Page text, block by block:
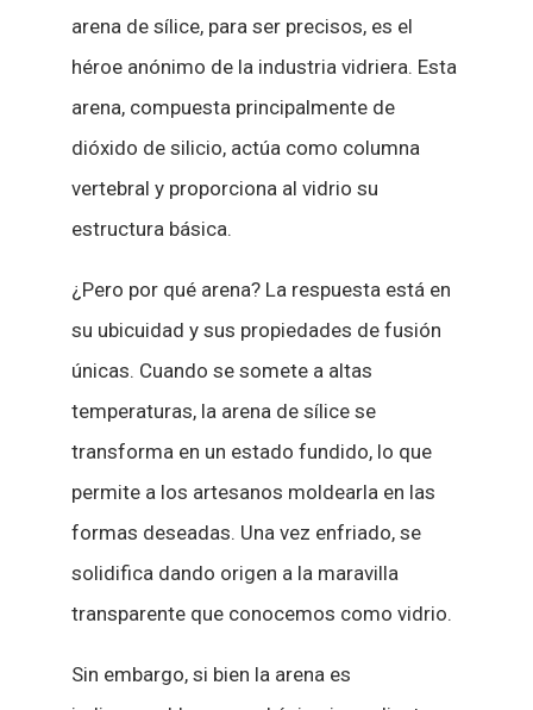
arena de sílice, para ser precisos, es el
héroe anónimo de la industria vidriera. Esta
arena, compuesta principalmente de
dióxido de silicio, actúa como columna
vertebral y proporciona al vidrio su
estructura básica.
¿Pero por qué arena? La respuesta está en
su ubicuidad y sus propiedades de fusión
únicas. Cuando se somete a altas
temperaturas, la arena de sílice se
transforma en un estado fundido, lo que
permite a los artesanos moldearla en las
formas deseadas. Una vez enfriado, se
solidifica dando origen a la maravilla
transparente que conocemos como vidrio.
Sin embargo, si bien la arena es